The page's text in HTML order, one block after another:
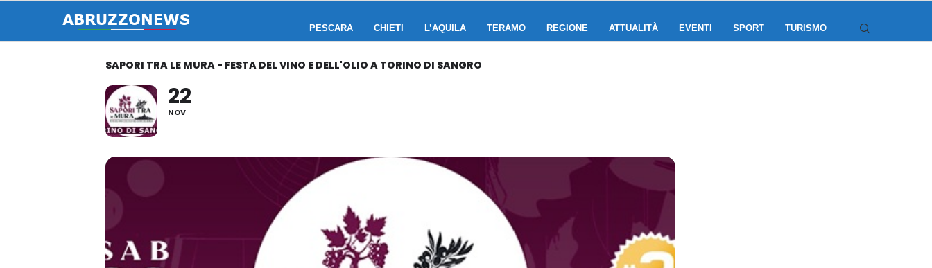
PESCARA CHIETI L’AQUILA TERAMO REGIONE ATTUALITÀ EVENTI SPORT TURISMO
SAPORI TRA LE MURA - FESTA DEL VINO E DELL'OLIO A TORINO DI SANGRO
22
NOV